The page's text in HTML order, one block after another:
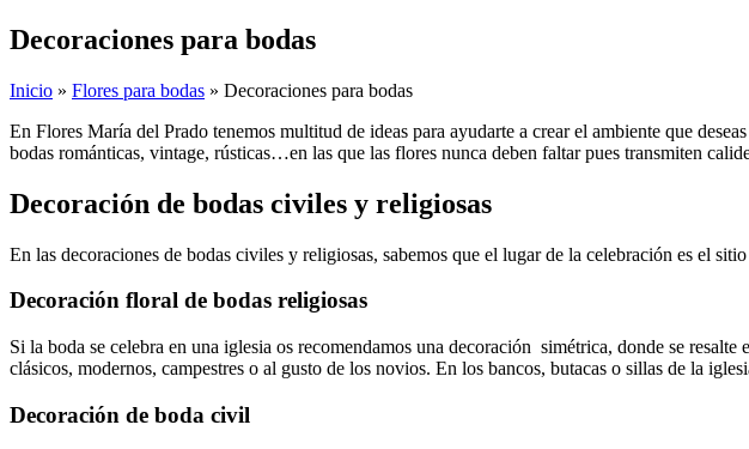
Decoraciones para bodas
Inicio » Flores para bodas » Decoraciones para bodas
En Flores María del Prado tenemos multitud de ideas para ayudarte a crear el ambiente que
bodas románticas, vintage, rústicas…en las que las flores nunca deben faltar pues transmiten
Decoración de bodas civiles y religiosas
En las decoraciones de bodas civiles y religiosas, sabemos que el lugar de la celebración es el
Decoración floral de bodas religiosas
Si la boda se celebra en una iglesia os recomendamos una decoración simétrica, donde se
clásicos, modernos, campestres o al gusto de los novios. En los bancos, butacas o sillas de la
Decoración de boda civil